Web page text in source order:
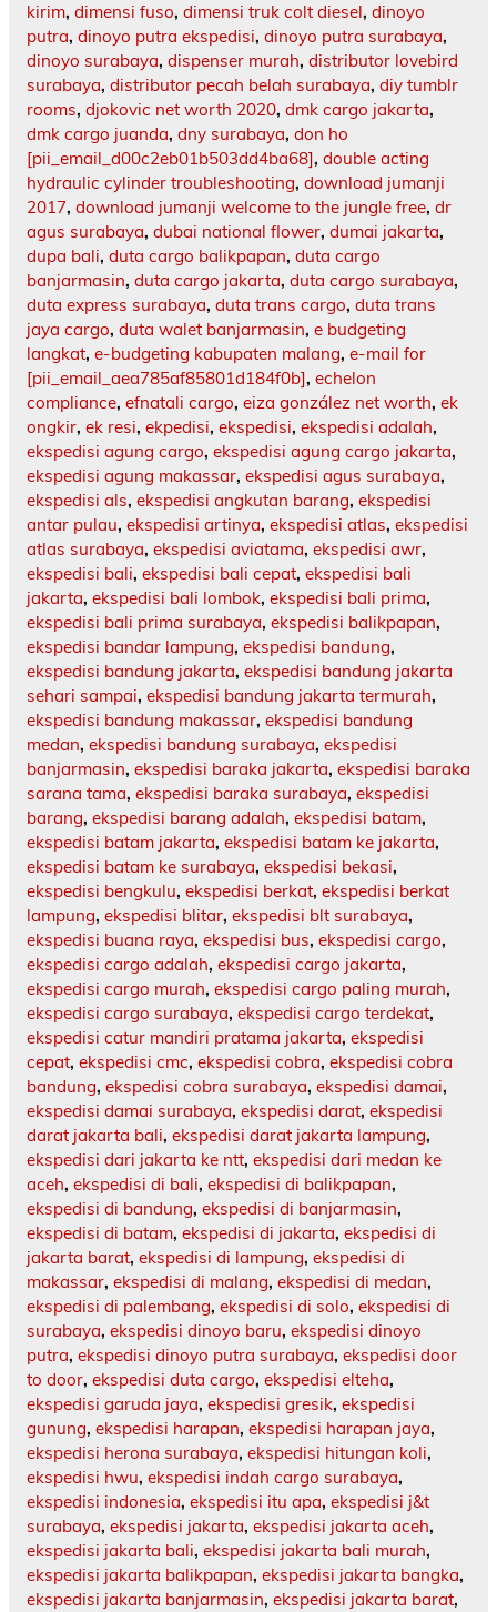
kirim, dimensi fuso, dimensi truk colt diesel, dinoyo
putra, dinoyo putra ekspedisi, dinoyo putra surabaya,
dinoyo surabaya, dispenser murah, distributor lovebird
surabaya, distributor pecah belah surabaya, diy tumblr
rooms, djokovic net worth 2020, dmk cargo jakarta,
dmk cargo juanda, dny surabaya, don ho
[pii_email_d00c2eb01b503dd4ba68], double acting
hydraulic cylinder troubleshooting, download jumanji
2017, download jumanji welcome to the jungle free, dr
agus surabaya, dubai national flower, dumai jakarta,
dupa bali, duta cargo balikpapan, duta cargo
banjarmasin, duta cargo jakarta, duta cargo surabaya,
duta express surabaya, duta trans cargo, duta trans
jaya cargo, duta walet banjarmasin, e budgeting
langkat, e-budgeting kabupaten malang, e-mail for
[pii_email_aea785af85801d184f0b], echelon
compliance, efnatali cargo, eiza gonzález net worth, ek
ongkir, ek resi, ekpedisi, ekspedisi, ekspedisi adalah,
ekspedisi agung cargo, ekspedisi agung cargo jakarta,
ekspedisi agung makassar, ekspedisi agus surabaya,
ekspedisi als, ekspedisi angkutan barang, ekspedisi
antar pulau, ekspedisi artinya, ekspedisi atlas, ekspedisi
atlas surabaya, ekspedisi aviatama, ekspedisi awr,
ekspedisi bali, ekspedisi bali cepat, ekspedisi bali
jakarta, ekspedisi bali lombok, ekspedisi bali prima,
ekspedisi bali prima surabaya, ekspedisi balikpapan,
ekspedisi bandar lampung, ekspedisi bandung,
ekspedisi bandung jakarta, ekspedisi bandung jakarta
sehari sampai, ekspedisi bandung jakarta termurah,
ekspedisi bandung makassar, ekspedisi bandung
medan, ekspedisi bandung surabaya, ekspedisi
banjarmasin, ekspedisi baraka jakarta, ekspedisi baraka
sarana tama, ekspedisi baraka surabaya, ekspedisi
barang, ekspedisi barang adalah, ekspedisi batam,
ekspedisi batam jakarta, ekspedisi batam ke jakarta,
ekspedisi batam ke surabaya, ekspedisi bekasi,
ekspedisi bengkulu, ekspedisi berkat, ekspedisi berkat
lampung, ekspedisi blitar, ekspedisi blt surabaya,
ekspedisi buana raya, ekspedisi bus, ekspedisi cargo,
ekspedisi cargo adalah, ekspedisi cargo jakarta,
ekspedisi cargo murah, ekspedisi cargo paling murah,
ekspedisi cargo surabaya, ekspedisi cargo terdekat,
ekspedisi catur mandiri pratama jakarta, ekspedisi
cepat, ekspedisi cmc, ekspedisi cobra, ekspedisi cobra
bandung, ekspedisi cobra surabaya, ekspedisi damai,
ekspedisi damai surabaya, ekspedisi darat, ekspedisi
darat jakarta bali, ekspedisi darat jakarta lampung,
ekspedisi dari jakarta ke ntt, ekspedisi dari medan ke
aceh, ekspedisi di bali, ekspedisi di balikpapan,
ekspedisi di bandung, ekspedisi di banjarmasin,
ekspedisi di batam, ekspedisi di jakarta, ekspedisi di
jakarta barat, ekspedisi di lampung, ekspedisi di
makassar, ekspedisi di malang, ekspedisi di medan,
ekspedisi di palembang, ekspedisi di solo, ekspedisi di
surabaya, ekspedisi dinoyo baru, ekspedisi dinoyo
putra, ekspedisi dinoyo putra surabaya, ekspedisi door
to door, ekspedisi duta cargo, ekspedisi elteha,
ekspedisi garuda jaya, ekspedisi gresik, ekspedisi
gunung, ekspedisi harapan, ekspedisi harapan jaya,
ekspedisi herona surabaya, ekspedisi hitungan koli,
ekspedisi hwu, ekspedisi indah cargo surabaya,
ekspedisi indonesia, ekspedisi itu apa, ekspedisi j&t
surabaya, ekspedisi jakarta, ekspedisi jakarta aceh,
ekspedisi jakarta bali, ekspedisi jakarta bali murah,
ekspedisi jakarta balikpapan, ekspedisi jakarta bangka,
ekspedisi jakarta banjarmasin, ekspedisi jakarta barat,